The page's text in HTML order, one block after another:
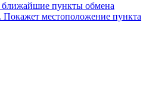
пункты обмена
местоположение пункта